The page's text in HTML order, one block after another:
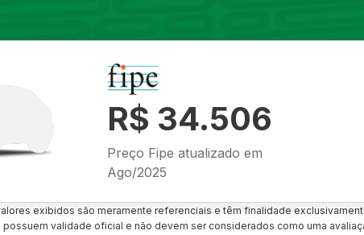
R$ 34.506
Preço Fipe atualizado em
Ago/2025
exibidos são meramente referenciais e têm finalidade
possuem validade oficial e não devem ser considerados como uma